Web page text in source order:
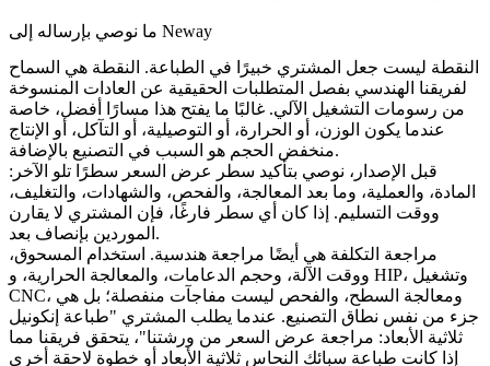
ما نوصي بإرساله إلى Neway
النقطة ليست جعل المشتري خبيرًا في الطباعة. النقطة هي السماح
لفريقنا الهندسي بفصل المتطلبات الحقيقية عن العادات المنسوخة
من رسومات التشغيل الآلي. غالبًا ما يفتح هذا مسارًا أفضل، خاصة
عندما يكون الوزن، أو الحرارة، أو التوصيلية، أو التآكل، أو الإنتاج
منخفض الحجم هو السبب في التصنيع بالإضافة.
قبل الإصدار، نوصي بتأكيد سطر عرض السعر سطرًا تلو الآخر:
المادة، والعملية، وما بعد المعالجة، والفحص، والشهادات، والتغليف،
ووقت التسليم. إذا كان أي سطر فارغًا، فإن المشتري لا يقارن
الموردين بإنصاف بعد.
مراجعة التكلفة هي أيضًا مراجعة هندسية. استخدام المسحوق،
ووقت الآلة، وحجم الدعامات، والمعالجة الحرارية، و HIP، وتشغيل
CNC، ومعالجة السطح، والفحص ليست مفاجآت منفصلة؛ بل هي
جزء من نفس نطاق التصنيع. عندما يطلب المشتري "طباعة إنكونيل
ثلاثية الأبعاد: مراجعة عرض السعر من ورشتنا"، يتحقق فريقنا مما
إذا كانت طباعة سبائك النحاس ثلاثية الأبعاد أو خطوة لاحقة أخرى